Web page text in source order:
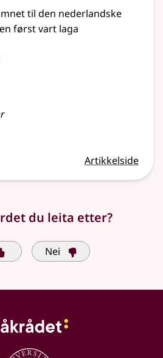
til den nederlandske
først vart laga
Artikkelside
du leita etter?
Nei